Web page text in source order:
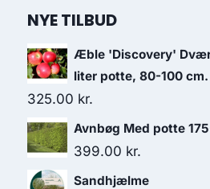
NYE TILBUD
Æble 'Discovery'
liter potte, 80-100 cm.
325.00 kr.
Avnbøg Med potte
399.00 kr.
Sandhjælme